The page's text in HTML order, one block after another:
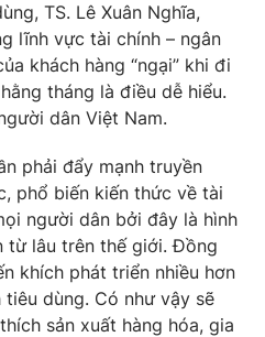
Bất động sản
Tấm lòng Việt
Vươn mình bằng AI
VTV8
English
TS. Lê Xuân Nghĩa,
lĩnh vực tài chính – ngân
khách hàng “ngại” khi đi
tháng là điều dễ hiểu.
dân Việt Nam.
phải đẩy mạnh truyền
phổ biến kiến thức về tài
người dân bởi đây là hình
từ lâu trên thế giới. Đồng
khích phát triển nhiều hơn
dùng. Có như vậy sẽ
sản xuất hàng hóa, gia